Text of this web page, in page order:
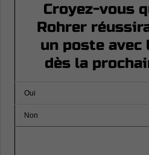
Croyez-vous
Rohrer
un poste avec
dès la
Oui
Non